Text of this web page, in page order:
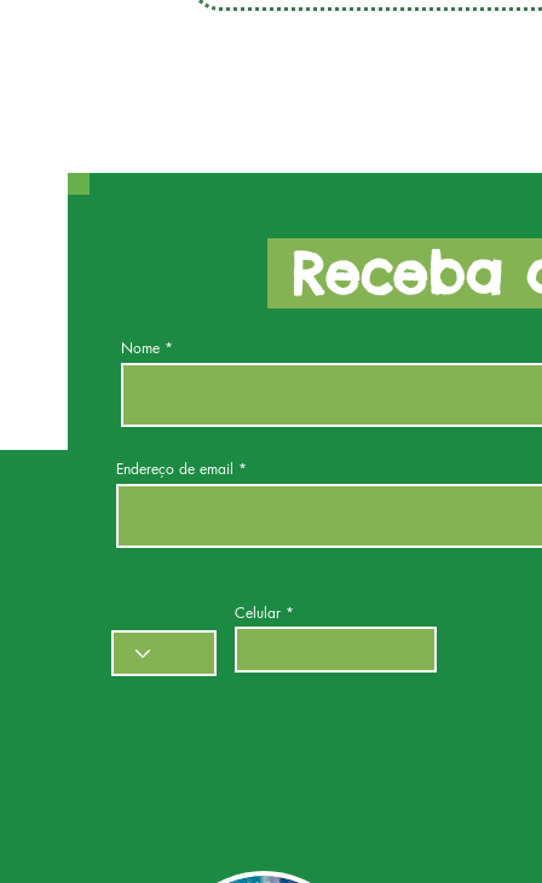
Receba
Nome
Endereço de email
Celular